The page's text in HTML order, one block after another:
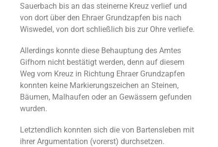
Sauerbach bis an das steinerne Kreuz verlief und
von dort über den Ehraer Grundzapfen bis nach
Wiswedel, von dort schließlich bis zur Ohre verliefe.
Allerdings konnte diese Behauptung des Amtes
Gifhorn nicht bestätigt werden, denn auf diesem
Weg vom Kreuz in Richtung Ehraer Grundzapfen
konnten keine Markierungszeichen an Steinen,
Bäumen, Malhaufen oder an Gewässern gefunden
wurden.
Letztendlich konnten sich die von Bartensleben mit
ihrer Argumentation (vorerst) durchsetzen.